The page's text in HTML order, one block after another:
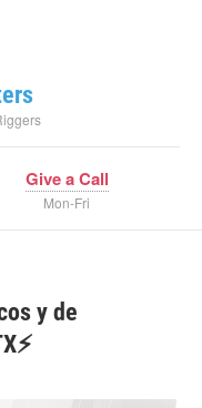
Give a Call
Mon-Fri
y de